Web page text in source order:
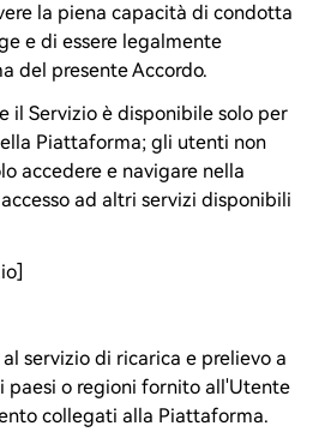
la piena capacità di condotta
e di essere legalmente
del presente Accordo.
il Servizio è disponibile solo per
Piattaforma; gli utenti non
accedere e navigare nella
ad altri servizi disponibili
servizio di ricarica e prelievo a
paesi o regioni fornito all'Utente
collegati alla Piattaforma.